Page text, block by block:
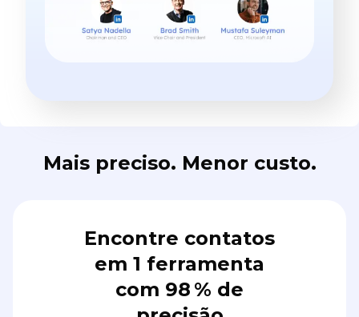
Mais preciso. Menor custo.
Encontre contatos
em 1 ferramenta
com 98 % de